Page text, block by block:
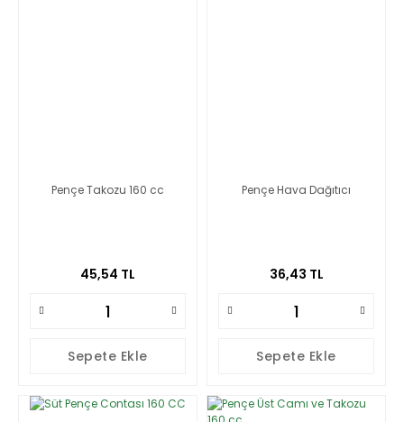
Pençe Takozu 160 cc
45,54 TL
Sepete Ekle
Pençe Hava Dağıtıcı
36,43 TL
Sepete Ekle